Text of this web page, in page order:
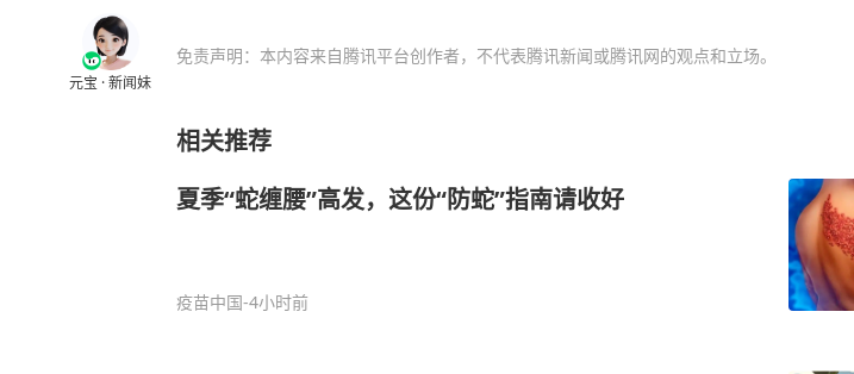
元宝 · 新闻妹
免责声明：本内容来自腾讯平台创作者，不代表腾讯新闻或腾讯网的观点和立场。
相关推荐
夏季“蛇缠腰”高发，这份“防蛇”指南请收好
疫苗中国-4小时前